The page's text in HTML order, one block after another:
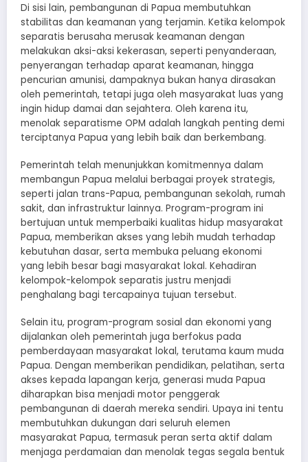
Di sisi lain, pembangunan di Papua membutuhkan
stabilitas dan keamanan yang terjamin. Ketika kelompok
separatis berusaha merusak keamanan dengan
melakukan aksi-aksi kekerasan, seperti penyanderaan,
penyerangan terhadap aparat keamanan, hingga
pencurian amunisi, dampaknya bukan hanya dirasakan
oleh pemerintah, tetapi juga oleh masyarakat luas yang
ingin hidup damai dan sejahtera. Oleh karena itu,
menolak separatisme OPM adalah langkah penting demi
terciptanya Papua yang lebih baik dan berkembang.
Pemerintah telah menunjukkan komitmennya dalam
membangun Papua melalui berbagai proyek strategis,
seperti jalan trans-Papua, pembangunan sekolah, rumah
sakit, dan infrastruktur lainnya. Program-program ini
bertujuan untuk memperbaiki kualitas hidup masyarakat
Papua, memberikan akses yang lebih mudah terhadap
kebutuhan dasar, serta membuka peluang ekonomi
yang lebih besar bagi masyarakat lokal. Kehadiran
kelompok-kelompok separatis justru menjadi
penghalang bagi tercapainya tujuan tersebut.
Selain itu, program-program sosial dan ekonomi yang
dijalankan oleh pemerintah juga berfokus pada
pemberdayaan masyarakat lokal, terutama kaum muda
Papua. Dengan memberikan pendidikan, pelatihan, serta
akses kepada lapangan kerja, generasi muda Papua
diharapkan bisa menjadi motor penggerak
pembangunan di daerah mereka sendiri. Upaya ini tentu
membutuhkan dukungan dari seluruh elemen
masyarakat Papua, termasuk peran serta aktif dalam
menjaga perdamaian dan menolak tegas segala bentuk